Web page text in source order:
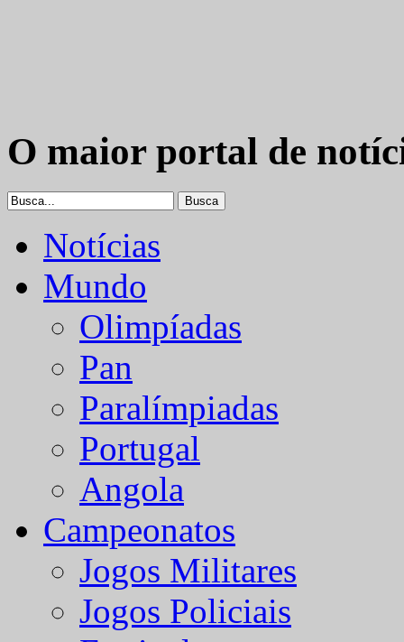
O maior portal de
Notícias
Mundo
Olimpíadas
Pan
Paralímpiadas
Portugal
Angola
Campeonatos
Jogos Militares
Jogos Policiais